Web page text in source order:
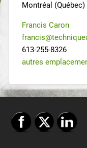
Montréal
Francis Caron
613-255-8326
autres